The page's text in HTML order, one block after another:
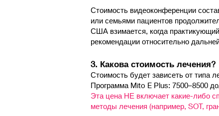
Стоимость видеоконференции
или семьями пациентов
США взимается, когда
рекомендации относительно
3. Какова стоимость лечения?
Стоимость будет зависеть от типа
Программа Mito E Plus: 7500–8500
Эта цена НЕ включает какие-либо
методы лечения (например, SOT,